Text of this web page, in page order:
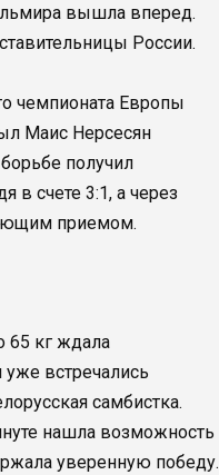
вышла вперед.
России.
чемпионата Европы
Маис Нерсесян
получил
в счете 3:1, а через
приемом.
65 кг ждала
встречались
самбистка.
нашла возможность
уверенную победу.